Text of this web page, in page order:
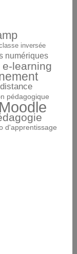
inversée
numériques
e-learning
pédagogique
Moodle
d'apprentissage